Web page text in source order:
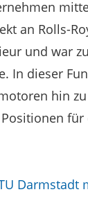
an Rolls-
und war
In dieser
hin
Darmstadt